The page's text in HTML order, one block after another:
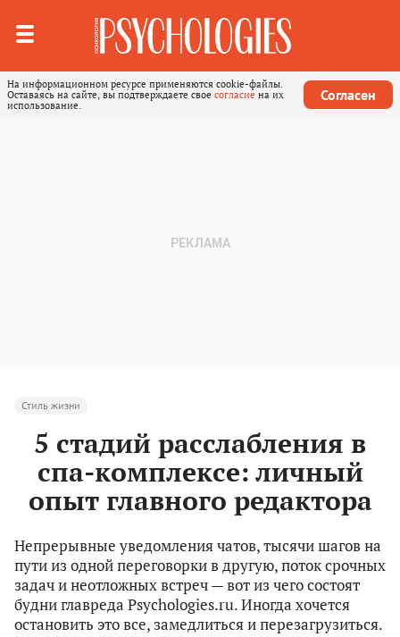
На информационном ресурсе применяются cookie-файлы.
Оставаясь на сайте, вы подтверждаете свое согласие на их
использование.
Согласен
Стиль жизни
5 стадий расслабления в
спа-комплексе: личный
опыт главного редактора
Непрерывные уведомления чатов, тысячи шагов на
пути из одной переговорки в другую, поток срочных
задач и неотложных встреч — вот из чего состоят
будни главреда Psychologies.ru. Иногда хочется
остановить это все, замедлиться и перезагрузиться.